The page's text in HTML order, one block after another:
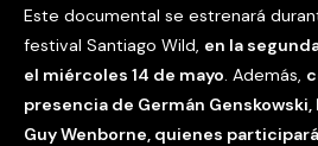
Este documental se estrenará
festival Santiago Wild, en la
el miércoles 14 de mayo. Además,
presencia de Germán
Guy Wenborne, quienes